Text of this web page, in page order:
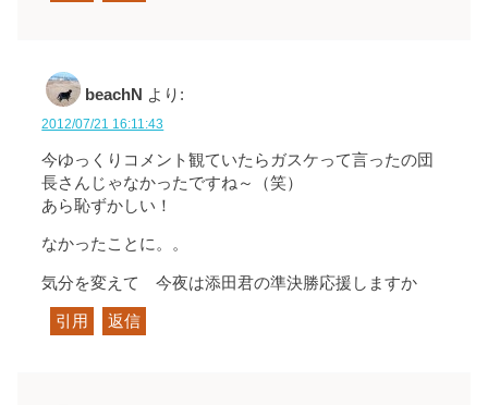
beachN より:
2012/07/21 16:11:43
今ゆっくりコメント観ていたらガスケって言ったの団
長さんじゃなかったですね～（笑）
あら恥ずかしい！
なかったことに。。
気分を変えて 今夜は添田君の準決勝応援しますか
引用 返信